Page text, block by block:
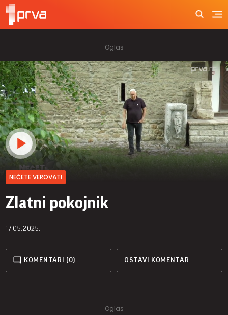
NEĆETE VEROVATI
Zlatni pokojnik
17.05.2025.
KOMENTARI (0) OSTAVI KOMENTAR